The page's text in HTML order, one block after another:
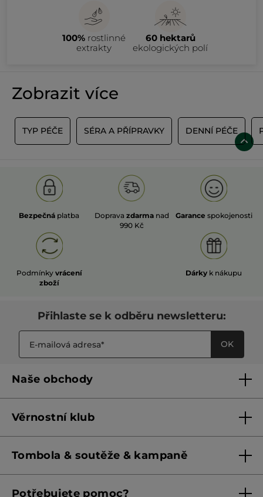
100% rostlinné
extrakty
60 hektarů
ekologických polí
Zobrazit více
TYP PÉČE SÉRA A PŘÍPRAVKY DENNÍ PÉČE
Bezpečná platba Doprava zdarma nad
990 Kč
Garance spokojenosti
Podmínky vrácení
zboží
Dárky k nákupu
Přihlaste se k odběru newsletteru:
OK
Naše obchody
Franšízing
Věrnostní klub
Pravidla věrnostního klubu od 1. 6. 2026
Tombola & soutěže & kampaně
Potřebujete pomoc?